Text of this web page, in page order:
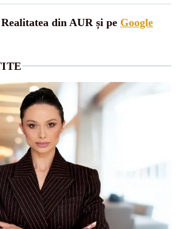
din AUR și pe Google